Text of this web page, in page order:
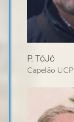
P. TóJó
Capelão UCP